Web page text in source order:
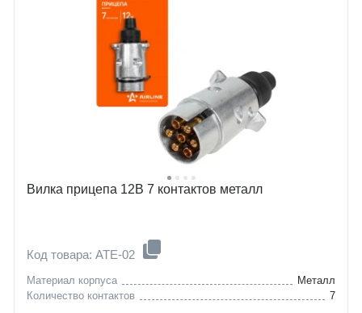
Вилка прицепа 12В 7 контактов металл
Код товара: ATE-02
Материал корпуса
Металл
Количество контактов
7